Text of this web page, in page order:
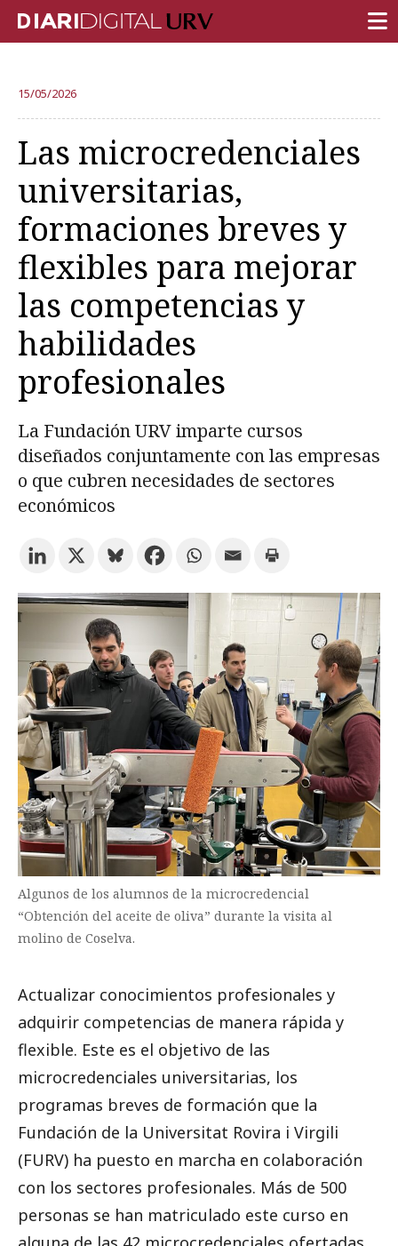
INVESTIGACIÓN
DOCENCIA
INSTITUCIÓN
VIDA EN EL CAMPUS
COMUNIDAD URV
Ámbitos universitarios
Prueba la búsqueda avanzada
Suscríbete a los boletines electrónicos de la URV
15/05/2026
Las microcredenciales
universitarias,
formaciones breves y
flexibles para mejorar
las competencias y
habilidades
profesionales
La Fundación URV imparte cursos
diseñados conjuntamente con las empresas
o que cubren necesidades de sectores
económicos
Algunos de los alumnos de la microcredencial
“Obtención del aceite de oliva” durante la visita al
molino de Coselva.
Actualizar conocimientos profesionales y
adquirir competencias de manera rápida y
flexible. Este es el objetivo de las
microcredenciales universitarias, los
programas breves de formación que la
Fundación de la Universitat Rovira i Virgili
(FURV) ha puesto en marcha en colaboración
con los sectores profesionales. Más de 500
personas se han matriculado este curso en